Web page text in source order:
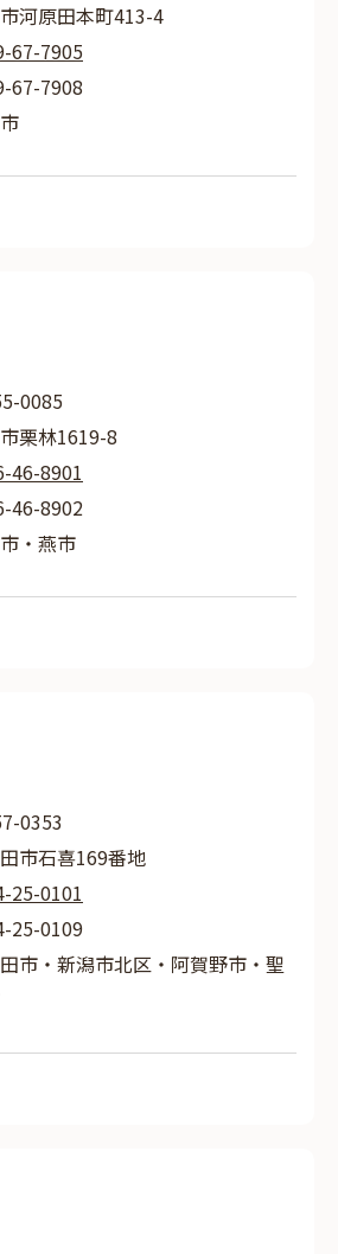
河原田本町413-4
67-7905
67-7908
0085
栗林1619-8
46-8901
46-8902
・燕市
0353
市石喜169番地
25-0101
25-0109
市・新潟市北区・阿賀野市・聖